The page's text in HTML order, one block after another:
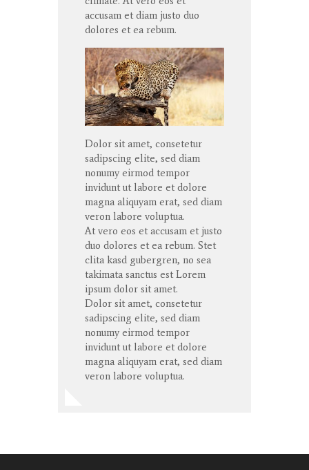
accusam et diam justo duo
dolores et ea rebum.
Dolor sit amet, consetetur
sadipscing elite, sed diam
nonumy eirmod tempor
invidunt ut labore et dolore
magna aliquyam erat, sed diam
veron labore voluptua.
At vero eos et accusam et justo
duo dolores et ea rebum. Stet
clita kasd gubergren, no sea
takimata sanctus est Lorem
ipsum dolor sit amet.
Dolor sit amet, consetetur
sadipscing elite, sed diam
nonumy eirmod tempor
invidunt ut labore et dolore
magna aliquyam erat, sed diam
veron labore voluptua.